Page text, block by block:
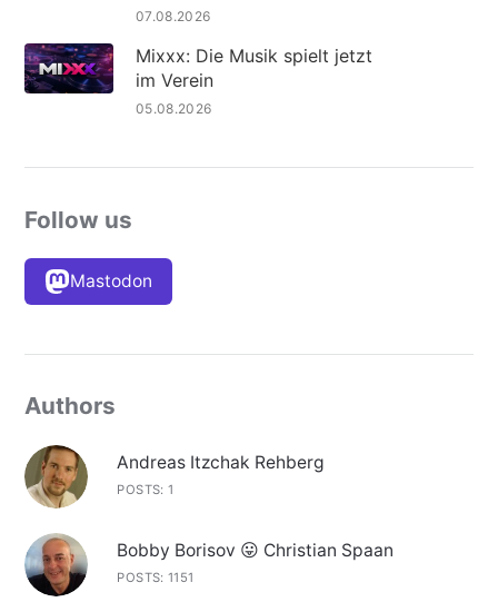
07.08.2026
Mixxx: Die Musik spielt jetzt
im Verein
05.08.2026
Follow us
Mastodon
Authors
Andreas Itzchak Rehberg
POSTS: 1
Bobby Borisov 😛 Christian Spaan
POSTS: 1151